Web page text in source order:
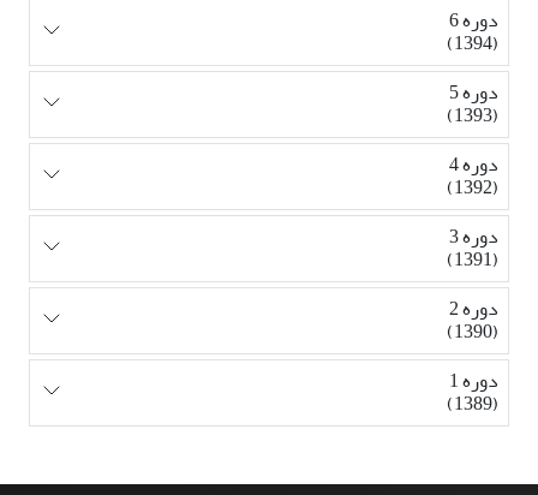
دوره 6
(1394)
دوره 5
(1393)
دوره 4
(1392)
دوره 3
(1391)
دوره 2
(1390)
دوره 1
(1389)